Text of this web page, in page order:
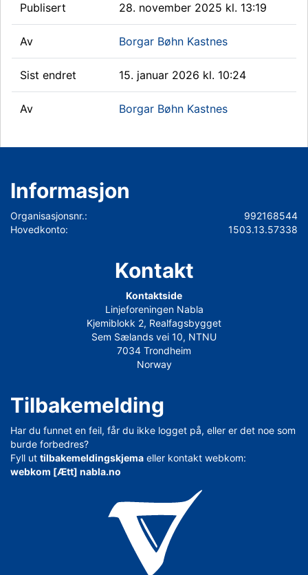
Publisert 28. november 2025 kl. 13:19
Av Borgar Bøhn Kastnes
Sist endret 15. januar 2026 kl. 10:24
Av Borgar Bøhn Kastnes
Informasjon
Organisasjonsnr.:
992168544
Hovedkonto:
1503.13.57338
Kontakt
Kontaktside
Linjeforeningen Nabla
Kjemiblokk 2, Realfagsbygget
Sem Sælands vei 10, NTNU
7034 Trondheim
Norway
Tilbakemelding
Har du funnet en feil, får du ikke logget på, eller er det noe som
burde forbedres?
Fyll ut tilbakemeldingskjema eller kontakt webkom:
webkom [Ætt] nabla.no